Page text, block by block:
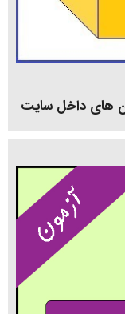
های داخل سایت